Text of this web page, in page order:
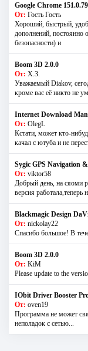
Google Chrome
От: Гость Гость
Хороший, быстрый,
дополнений, постоянно
безопасности) и
Boom 3D 2.0.0
От: Х.З.
Уважаемый Diakov,
кроме вас её никто не
Internet Download
От: OlegL
Кстати, может кто-
качал с ютуба и не
Sygic GPS Navigation
От: viktor58
Добрый день, на сяоми
версия работала,теперь
Blackmagic Design
От: nickolay22
Спасибо большое! В
Boom 3D 2.0.0
От: KiM
Please update to the
IObit Driver Booster
От: oven19
Программа не может
неполадок с сетью...